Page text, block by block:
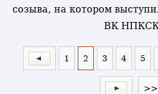
созыва, на котором
ВК
1 2 3 4 5
>>|